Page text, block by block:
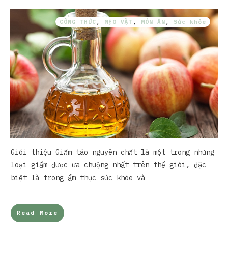
CÔNG THỨC MẸO VẶT MÓN ĂN Sức khỏe
Giới thiệu Giấm táo nguyên chất là một trong những
loại giấm được ưa chuộng nhất trên thế giới, đặc
biệt là trong ẩm thực sức khỏe và
Read More